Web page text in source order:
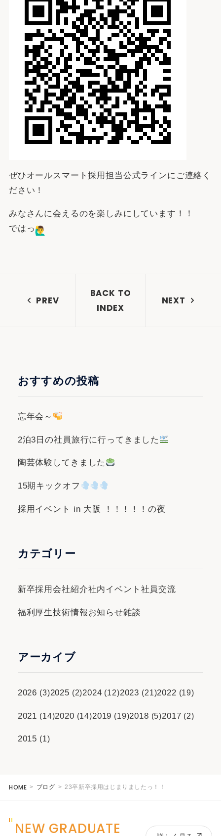
ぜひオールスマート採用担当公式ラインにご連絡く
ださい！
みなさんに会えるのを楽しみにしています！！
ではっ
おすすめの投稿
忘年会～
2泊3日の社員旅行に行ってきました
陶芸体験してきました
15期キックオフ
採用イベント in 大阪 ！！！！！の夜
カテゴリー
新卒採用会社紹介社内イベント 社員交流
福利厚生技術情報 お知らせ雑談
アーカイブ
2026 (3)2025 (2)2024 (12)2023 (21)2022 (19)
2021 (14)2020 (14)2019 (19)2018 (5)2017 (2)
2015 (1)
PREV
BACK TO
INDEX
NEXT
HOME ブログ 23卒新卒採用はじまりましたっ！！
NEW GRADUATE